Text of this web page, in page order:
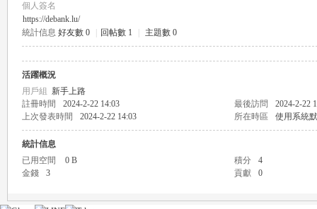
個人簽名
https://debank.lu/
統計信息 好友數 0 回帖數 1 主題數 0
活躍概況
用戶組 新手上路
註冊時間
2024-2-22 14:03 最後訪問
2024-2-22
上次發表時間
2024-2-22 14:03 所在時區 使用系統
統計信息
已用空間
0 B 積分
4
金錢
3 貢獻 0